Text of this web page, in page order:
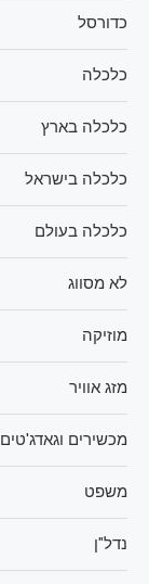
כדורסל
כלכלה
כלכלה בארץ
כלכלה בישראל
כלכלה בעולם
לא מסווג
מוזיקה
מזג אוויר
מכשירים וגאדג'טים
משפט
נדל"ן